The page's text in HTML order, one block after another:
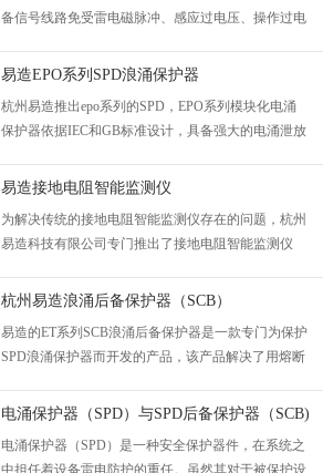
备信号线路免受雷电磁脉冲、感应过电压、操作过电
力等领域控制线路的保护。...
易造EPO系列SPD浪涌保护器
杭州易造推出epo系列的SPD，EPO系列模块化电涌
保护器依据IEC和GB标准设计，具备强⼤的电涌泄放
配电系统（TT/TN/IT)可选择多种组合⽅式，通常安
压耐受能力。...
易造接地电阻智能监测仪
为解决传统的接地电阻智能监测仪存在的问题，杭州
易造科技有限公司专门推出了接地电阻智能监测仪
输数据、无需自检、实时监测、24小时监测记录、实
杭州易造浪涌后备保护器（SCB）
易造的ET系列SCB浪涌后备保护器是一款专门为保护
SPD浪涌保护器而开发的产品，该产品解决了用熔断
问题。...
电涌保护器（SPD）与SPD后备保护器（SCB)
电涌保护器（SPD）是一种安全保护器件，在系统之
中担任着设备雷电防护的重任。虽然其对于被保护设